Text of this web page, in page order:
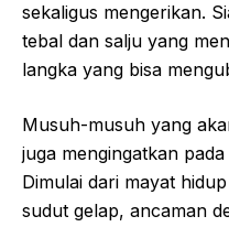
sekaligus mengerikan.
tebal dan salju yang
langka yang bisa
Musuh-musuh yang
juga mengingatkan
Dimulai dari mayat
sudut gelap, ancaman